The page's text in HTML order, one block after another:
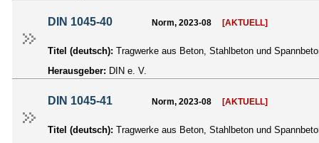
DIN 1045-40 Norm, 2023-08 [AKTUELL]
Titel (deutsch): Tragwerke aus Beton, Stahlbeton und
Herausgeber: DIN e. V.
DIN 1045-41 Norm, 2023-08 [AKTUELL]
Titel (deutsch): Tragwerke aus Beton, Stahlbeton und